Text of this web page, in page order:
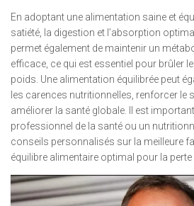
En adoptant une alimentation saine et
satiété, la digestion et l’absorption
permet également de maintenir un
efficace, ce qui est essentiel pour brûler
poids. Une alimentation équilibrée peut
les carences nutritionnelles, renforcer le
améliorer la santé globale. Il est
professionnel de la santé ou un
conseils personnalisés sur la meilleure
équilibre alimentaire optimal pour la perte